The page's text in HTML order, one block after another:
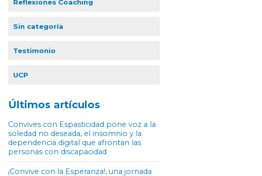
Reflexiones Coaching
Sin categoría
Testimonio
UCP
Últimos artículos
Convives con Espasticidad pone voz a la
soledad no deseada, el insomnio y la
dependencia digital que afrontan las
personas con discapacidad
¡Convive con la Esperanza!, una jornada